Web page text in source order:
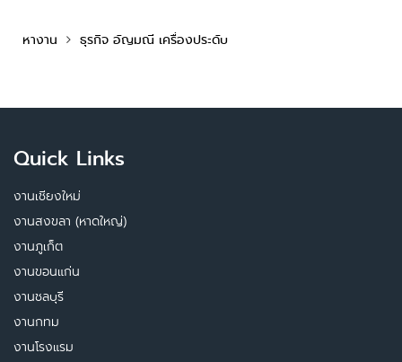
หางาน ธุรกิจ อัญมณี เครื่องประดับ
Quick Links
งานเชียงใหม่
งานสงขลา (หาดใหญ่)
งานภูเก็ต
งานขอนแก่น
งานชลบุรี
งานกทม
งานโรงแรม